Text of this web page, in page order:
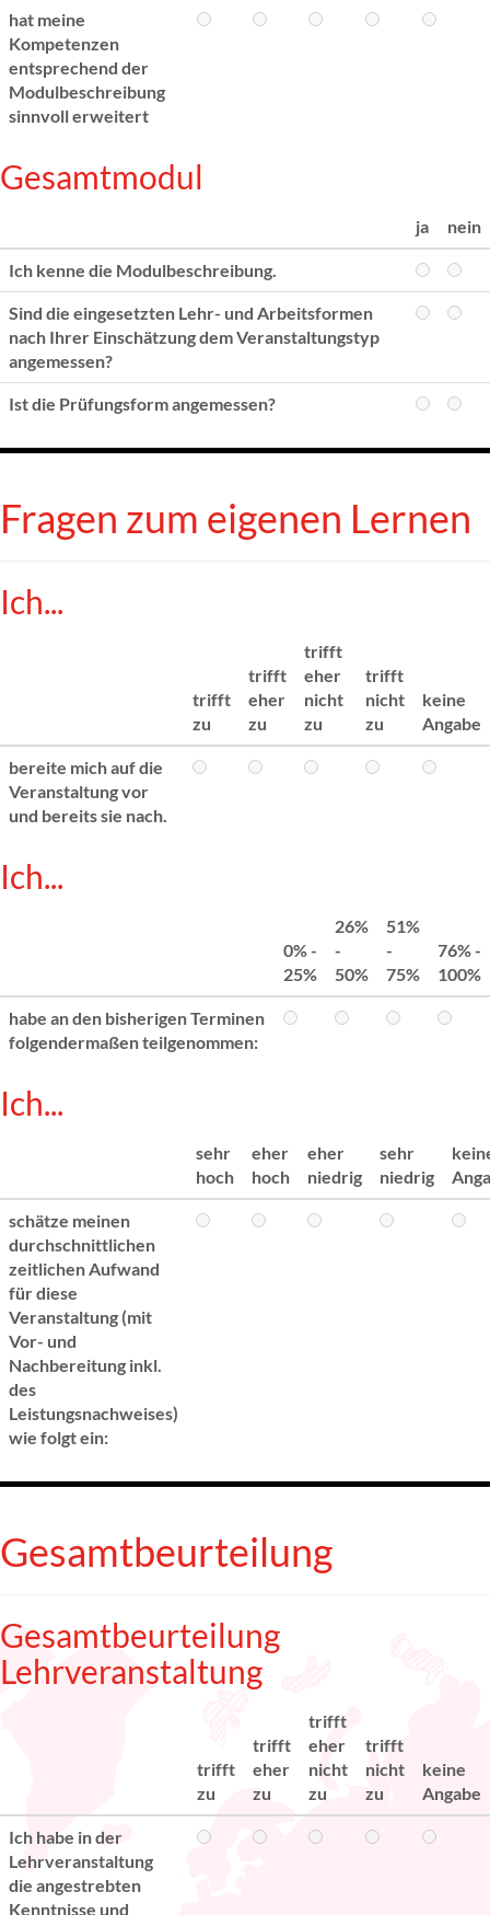
hat meine
Kompetenzen
entsprechend der
Modulbeschreibung
sinnvoll erweitert
Gesamtmodul
ja nein
Ich kenne die Modulbeschreibung.
Sind die eingesetzten Lehr- und Arbeitsformen
nach Ihrer Einschätzung dem Veranstaltungstyp
angemessen?
Ist die Prüfungsform angemessen?
Fragen zum eigenen Lernen
Ich...
trifft
zu
trifft
eher
zu
trifft
eher
nicht
zu
trifft
nicht
zu
keine
Angabe
bereite mich auf die
Veranstaltung vor
und bereits sie nach.
Ich...
0% -
25%
26%
-
50%
51%
-
75%
76% -
100%
habe an den bisherigen Terminen
folgendermaßen teilgenommen:
Ich...
sehr
hoch
eher
hoch
eher
niedrig
sehr
niedrig
schätze meinen
durchschnittlichen
zeitlichen Aufwand
für diese
Veranstaltung (mit
Vor- und
Nachbereitung inkl.
des
Leistungsnachweises)
wie folgt ein:
Gesamtbeurteilung
Gesamtbeurteilung
Lehrveranstaltung
trifft
zu
trifft
eher
zu
trifft
eher
nicht
zu
trifft
nicht
zu
keine
Angabe
Ich habe in der
Lehrveranstaltung
die angestrebten
Kenntnisse und